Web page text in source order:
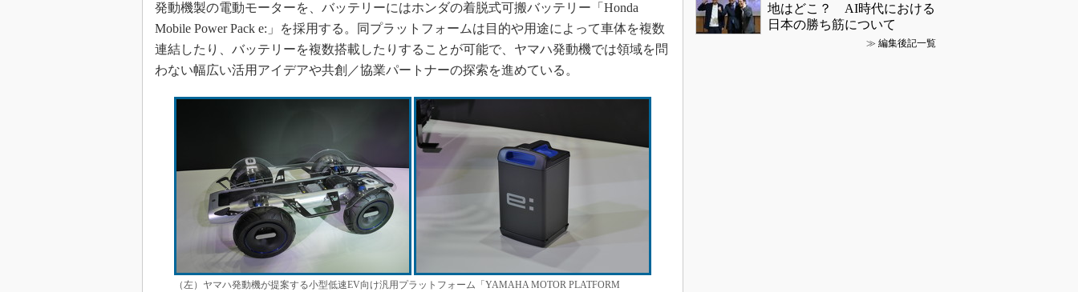
発動機製の電動モーターを、バッテリーにはホンダの着脱式可搬バッテリー「Honda
Mobile Power Pack e:」を採用する。同プラットフォームは目的や用途によって車体を複数
連結したり、バッテリーを複数搭載したりすることが可能で、ヤマハ発動機では領域を問
わない幅広い活用アイデアや共創／協業パートナーの探索を進めている。
（左）ヤマハ発動機が提案する小型低速EV向け汎用プラットフォーム「YAMAHA MOTOR PLATFORM
地はどこ？ AI時代における
日本の勝ち筋について
≫ 編集後記一覧